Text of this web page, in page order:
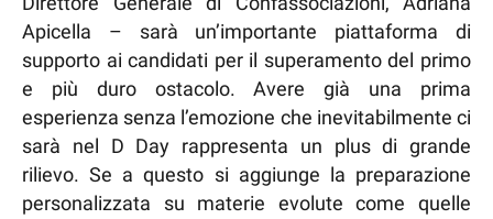
Apicella – sarà un’importante piattaforma di
supporto ai candidati per il superamento del primo
e più duro ostacolo. Avere già una prima
esperienza senza l’emozione che inevitabilmente ci
sarà nel D Day rappresenta un plus di grande
rilievo. Se a questo si aggiunge la preparazione
personalizzata su materie evolute come quelle